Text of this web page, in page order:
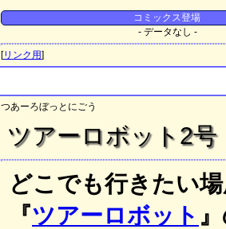
コミックス登場
- データなし -
[リンク用]
つあーろぼっとにごう
ツアーロボット2号
どこでも行きたい
『ツアーロボット